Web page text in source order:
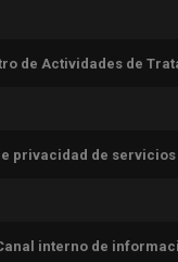
de Actividades de
privacidad de
interno de